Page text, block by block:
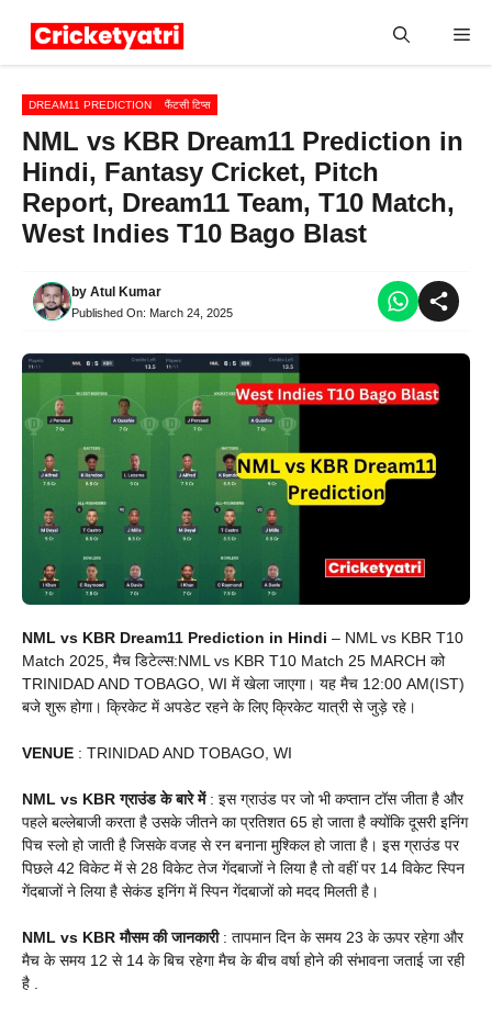
DREAM11 PREDICTION फैंटसी टिप्स
NML vs KBR Dream11 Prediction in
Hindi, Fantasy Cricket, Pitch
Report, Dream11 Team, T10 Match,
West Indies T10 Bago Blast
by Atul Kumar
Published On: March 24, 2025
NML vs KBR Dream11 Prediction in Hindi – NML vs KBR T10
Match 2025, मैच डिटेल्स:NML vs KBR T10 Match 25 MARCH को
TRINIDAD AND TOBAGO, WI में खेला जाएगा। यह मैच 12:00 AM(IST)
बजे शुरू होगा। क्रिकेट में अपडेट रहने के लिए क्रिकेट यात्री से जुड़े रहे।
VENUE : TRINIDAD AND TOBAGO, WI
NML vs KBR ग्राउंड के बारे में : इस ग्राउंड पर जो भी कप्तान टॉस जीता है और
पहले बल्लेबाजी करता है उसके जीतने का प्रतिशत 65 हो जाता है क्योंकि दूसरी इनिंग
पिच स्लो हो जाती है जिसके वजह से रन बनाना मुश्किल हो जाता है। इस ग्राउंड पर
पिछले 42 विकेट में से 28 विकेट तेज गेंदबाजों ने लिया है तो वहीं पर 14 विकेट स्पिन
गेंदबाजों ने लिया है सेकंड इनिंग में स्पिन गेंदबाजों को मदद मिलती है।
NML vs KBR मौसम की जानकारी: तापमान दिन के समय 23 के ऊपर रहेगा और
मैच के समय 12 से 14 के बिच रहेगा मैच के बीच वर्षा होने की संभावना जताई जा रही
है .